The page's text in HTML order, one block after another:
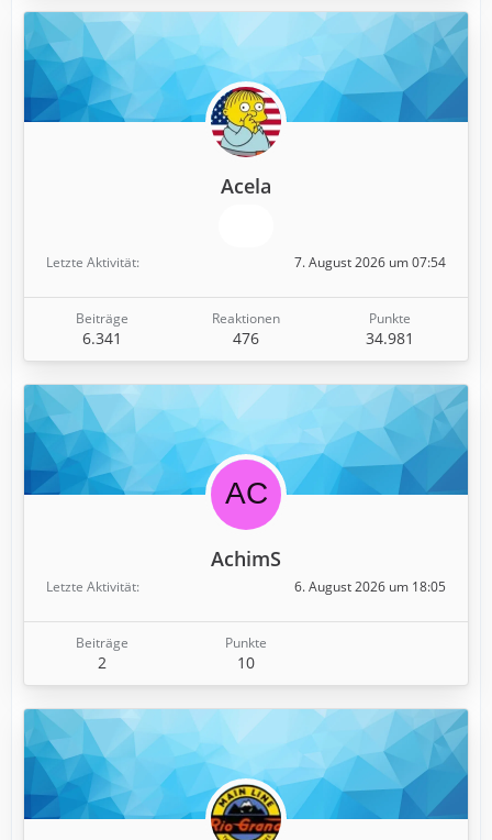
Acela
Letzte Aktivität 7. August 2026 um 07:54
Beiträge
6.341
Reaktionen
476
Punkte
34.981
AchimS
Letzte Aktivität 6. August 2026 um 18:05
Beiträge
2
Punkte
10